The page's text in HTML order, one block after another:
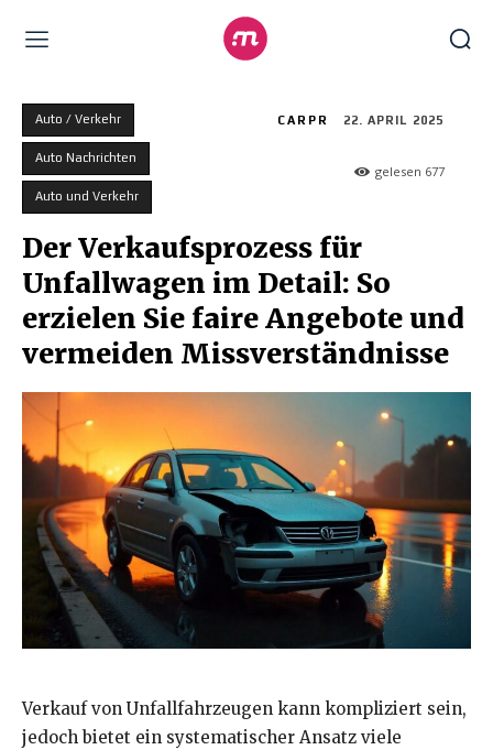
Auto / Verkehr
Auto Nachrichten
Auto und Verkehr
CARPR 22. APRIL 2025
gelesen 677
Der Verkaufsprozess für
Unfallwagen im Detail: So
erzielen Sie faire Angebote und
vermeiden Missverständnisse
Verkauf von Unfallfahrzeugen kann kompliziert sein,
jedoch bietet ein systematischer Ansatz viele